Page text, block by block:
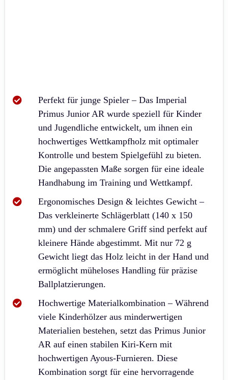
Perfekt für junge Spieler – Das Imperial
Primus Junior AR wurde speziell für Kinder
und Jugendliche entwickelt, um ihnen ein
hochwertiges Wettkampfholz mit optimaler
Kontrolle und bestem Spielgefühl zu bieten.
Die angepassten Maße sorgen für eine ideale
Handhabung im Training und Wettkampf.
Ergonomisches Design & leichtes Gewicht –
Das verkleinerte Schlägerblatt (140 x 150
mm) und der schmalere Griff sind perfekt auf
kleinere Hände abgestimmt. Mit nur 72 g
Gewicht liegt das Holz leicht in der Hand und
ermöglicht müheloses Handling für präzise
Ballplatzierungen.
Hochwertige Materialkombination – Während
viele Kinderhölzer aus minderwertigen
Materialien bestehen, setzt das Primus Junior
AR auf einen stabilen Kiri-Kern mit
hochwertigen Ayous-Furnieren. Diese
Kombination sorgt für eine hervorragende